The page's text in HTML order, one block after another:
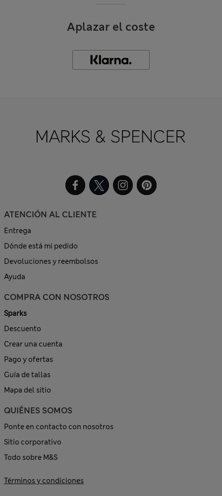
Aplazar el coste
ATENCIÓN AL CLIENTE
Entrega
Dónde está mi pedido
Devoluciones y reembolsos
Ayuda
COMPRA CON NOSOTROS
Sparks
Descuento
Crear una cuenta
Pago y ofertas
Guía de tallas
Mapa del sitio
QUIÉNES SOMOS
Ponte en contacto con nosotros
Sitio corporativo
Todo sobre M&S
Términos y condiciones